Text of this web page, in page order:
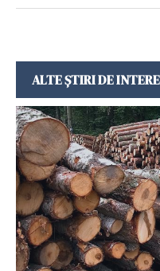
ALTE ȘTIRI DE